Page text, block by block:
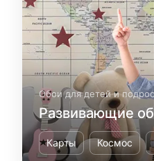
Обои для детей и
Развивающие
Карты Космос